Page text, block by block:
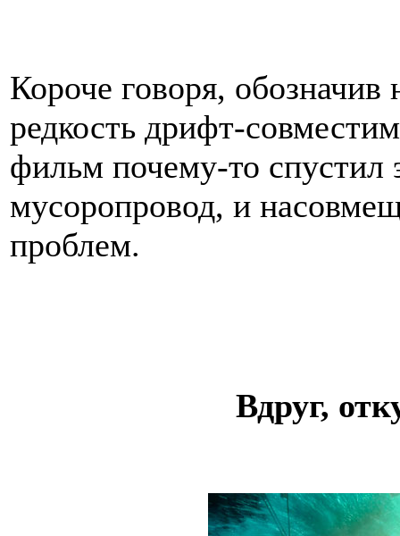
Короче говоря,
редкость дрифт-
фильм почему-то спустил
мусоропровод, и
проблем.
Вдруг,